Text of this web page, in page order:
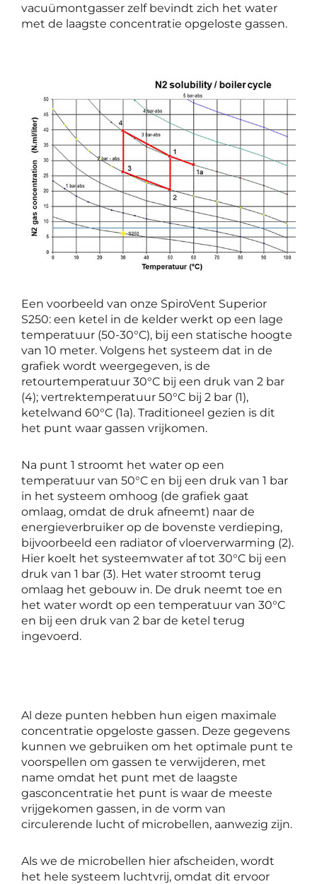
vacuümontgasser zelf bevindt zich het water
met de laagste concentratie opgeloste gassen.
Een voorbeeld van onze SpiroVent Superior
S250: een ketel in de kelder werkt op een lage
temperatuur (50-30°C), bij een statische hoogte
van 10 meter. Volgens het systeem dat in de
grafiek wordt weergegeven, is de
retourtemperatuur 30°C bij een druk van 2 bar
(4); vertrektemperatuur 50°C bij 2 bar (1),
ketelwand 60°C (1a). Traditioneel gezien is dit
het punt waar gassen vrijkomen.
Na punt 1 stroomt het water op een
temperatuur van 50°C en bij een druk van 1 bar
in het systeem omhoog (de grafiek gaat
omlaag, omdat de druk afneemt) naar de
energieverbruiker op de bovenste verdieping,
bijvoorbeeld een radiator of vloerverwarming (2).
Hier koelt het systeemwater af tot 30°C bij een
druk van 1 bar (3). Het water stroomt terug
omlaag het gebouw in. De druk neemt toe en
het water wordt op een temperatuur van 30°C
en bij een druk van 2 bar de ketel terug
ingevoerd.
Al deze punten hebben hun eigen maximale
concentratie opgeloste gassen. Deze gegevens
kunnen we gebruiken om het optimale punt te
voorspellen om gassen te verwijderen, met
name omdat het punt met de laagste
gasconcentratie het punt is waar de meeste
vrijgekomen gassen, in de vorm van
circulerende lucht of microbellen, aanwezig zijn.
Als we de microbellen hier afscheiden, wordt
het hele systeem luchtvrij, omdat dit ervoor